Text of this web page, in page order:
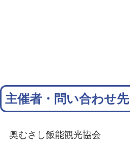
主催者・問い合わせ先
奥むさし飯能観光協会